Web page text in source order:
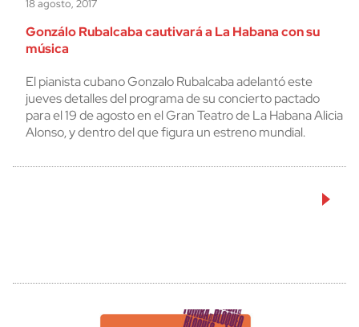
18 agosto, 2017
Gonzálo Rubalcaba cautivará a La Habana con su
música
El pianista cubano Gonzalo Rubalcaba adelantó este
jueves detalles del programa de su concierto pactado
para el 19 de agosto en el Gran Teatro de La Habana Alicia
Alonso, y dentro del que figura un estreno mundial.